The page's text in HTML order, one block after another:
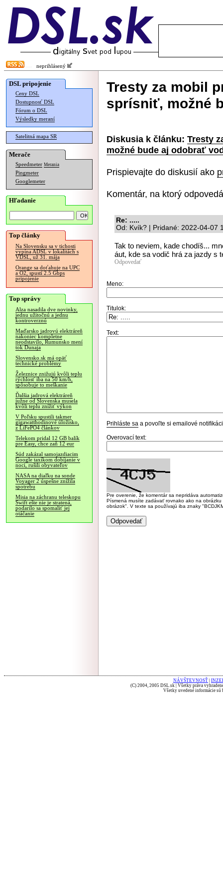
neprihlásený
DSL pripojenie
Ceny DSL
Dostupnosť DSL
Fórum o DSL
Výsledky meraní
Satelitná mapa SR
Merače
Speedmeter Merania
Pingmeter
Googlemeter
Hľadanie
Top články
Na Slovensku sa v tichosti
vypína ADSL v lokalitách s
VDSL, už 31. mája
Orange sa doťahuje na UPC
a O2, spustí 2.5 Gbps
pripojenie
Top správy
Alza nasadila dve novinky,
jednu užitočnú a jednu
kontroverznú
Maďarsko jadrovú elektráreň
nakoniec kompletne
neodstavilo, Rumunsko mení
tok Dunaja
Slovensko.sk má opäť
technické problémy
Železnice znižujú kvôli teplu
rýchlosť iba na 50 km/h,
spôsobuje to meškanie
Ďalšia jadrová elektráreň
južne od Slovenska musela
kvôli teplu znížiť výkon
V Poľsku spustili takmer
gigawatthodinové úložisko,
z LiFePO4 článkov
Telekom pridal 12 GB balík
pre Easy, chce zaň 12 eur
Súd zakázal samojazdiacim
Google taxíkom dobíjanie v
noci, rušili obyvateľov
NASA na diaľku na sonde
Voyager 2 úspešne znížila
spotrebu
Misia na záchranu teleskopu
Swift ešte nie je stratená,
podarilo sa spomaliť jej
otáčanie
Tresty za mobil
sprísniť, možné
Diskusia k článku: Tresty
možné bude aj odobrať
Prispievajte do diskusií ako
Komentár, na ktorý
Re: .....
Od: Kvík? | Pridané: 2022-04-07
Tak to neviem, kade chodíš...
áut, kde sa vodič hrá za jazdy s
Odpovedať
Meno:
Titulok:
Text:
Prihláste sa a povoľte si emailové
Overovací text:
Pre overenie, že komentár sa nepridáva
Písmená musíte zadávať rovnako ako na
obrázok". V texte sa používajú iba znaky
NÁVŠTEVNOSŤ
(C) 2004, 2005 DSL.sk | Všetky práva
Všetky uvedené informácie sú